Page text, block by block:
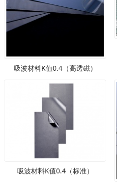
吸波材料K值0.4（高透磁）
吸波材料K值0.4（标准）